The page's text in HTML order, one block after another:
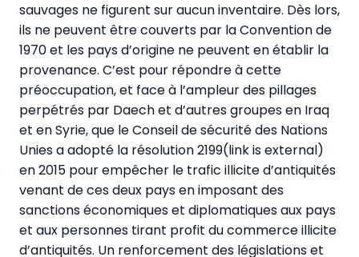
sauvages ne figurent sur aucun inventaire. Dès lors,
ils ne peuvent être couverts par la Convention de
1970 et les pays d’origine ne peuvent en établir la
provenance. C’est pour répondre à cette
préoccupation, et face à l’ampleur des pillages
perpétrés par Daech et d’autres groupes en Iraq
et en Syrie, que le Conseil de sécurité des Nations
Unies a adopté la résolution 2199(link is external)
en 2015 pour empêcher le trafic illicite d’antiquités
venant de ces deux pays en imposant des
sanctions économiques et diplomatiques aux pays
et aux personnes tirant profit du commerce illicite
d’antiquités. Un renforcement des législations et